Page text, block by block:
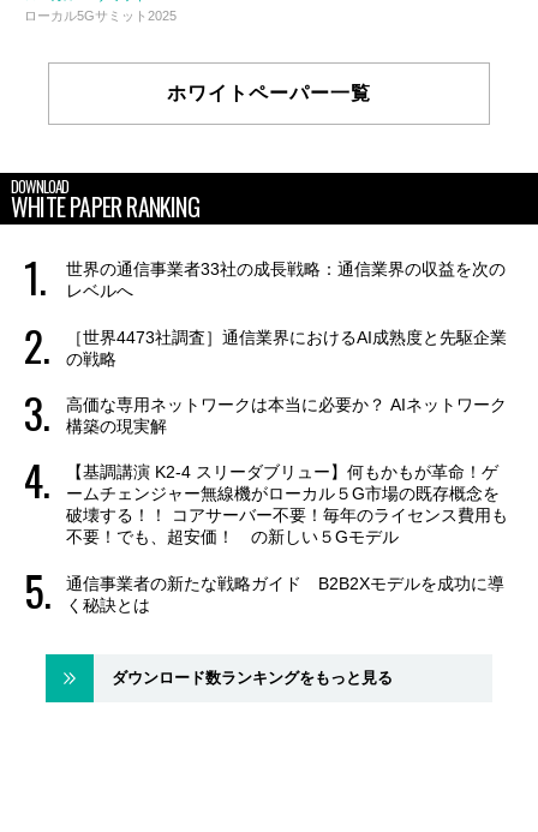
ローカル5Gサミット2025
ホワイトペーパー一覧
DOWNLOAD
WHITE PAPER RANKING
世界の通信事業者33社の成長戦略：通信業界の収益を次の
レベルへ
［世界4473社調査］通信業界におけるAI成熟度と先駆企業
の戦略
高価な専用ネットワークは本当に必要か？ AIネットワーク
構築の現実解
【基調講演 K2-4 スリーダブリュー】何もかもが革命！ゲ
ームチェンジャー無線機がローカル５G市場の既存概念を
破壊する！！ コアサーバー不要！毎年のライセンス費用も
不要！でも、超安価！ の新しい５Gモデル
通信事業者の新たな戦略ガイド B2B2Xモデルを成功に導
く秘訣とは
ダウンロード数ランキングをもっと見る